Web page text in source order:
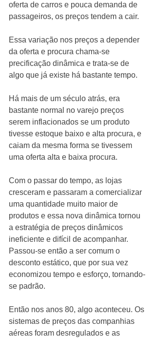
oferta de carros e pouca demanda de
passageiros, os preços tendem a cair.
Essa variação nos preços a depender
da oferta e procura chama-se
precificação dinâmica e trata-se de
algo que já existe há bastante tempo.
Há mais de um século atrás, era
bastante normal no varejo preços
serem inflacionados se um produto
tivesse estoque baixo e alta procura, e
caiam da mesma forma se tivessem
uma oferta alta e baixa procura.
Com o passar do tempo, as lojas
cresceram e passaram a comercializar
uma quantidade muito maior de
produtos e essa nova dinâmica tornou
a estratégia de preços dinâmicos
ineficiente e difícil de acompanhar.
Passou-se então a ser comum o
desconto estático, que por sua vez
economizou tempo e esforço, tornando-
se padrão.
Então nos anos 80, algo aconteceu. Os
sistemas de preços das companhias
aéreas foram desregulados e as